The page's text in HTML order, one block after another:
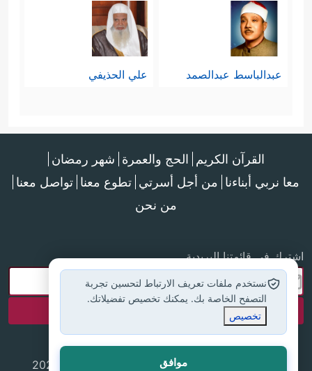
عبدالباسط عبدالصمد علي الحذيفي
القرآن الكريم الحج والعمرة شهر رمضان
معا نربي أبناءنا من أجل أسرتي تطوع معنا تواصل معنا
من نحن
اشترك في قائمتنا البريدية
جميع الحقوق محفوظة لموقع إسلام أون لاين © 2025
نستخدم ملفات تعريف الارتباط لتحسين تجربة
التصفح الخاصة بك. يمكنك تخصيص تفضيلاتك.
تخصيص
موافق